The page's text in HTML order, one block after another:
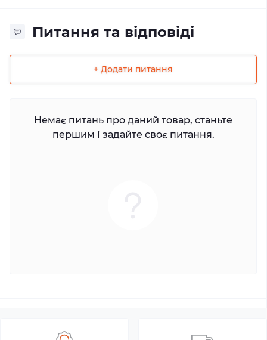
Питання та відповіді
+ Додати питання
Немає питань про даний товар, станьте
першим і задайте своє питання.